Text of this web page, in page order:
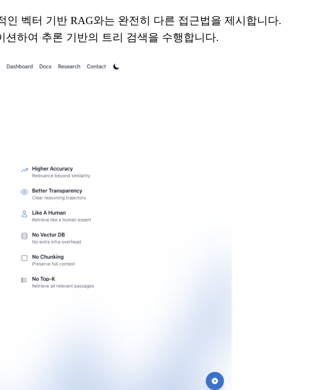
인 벡터 기반 RAG와는 완전히 다른 접근법을 제시합니다.
하여 추론 기반의 트리 검색을 수행합니다.